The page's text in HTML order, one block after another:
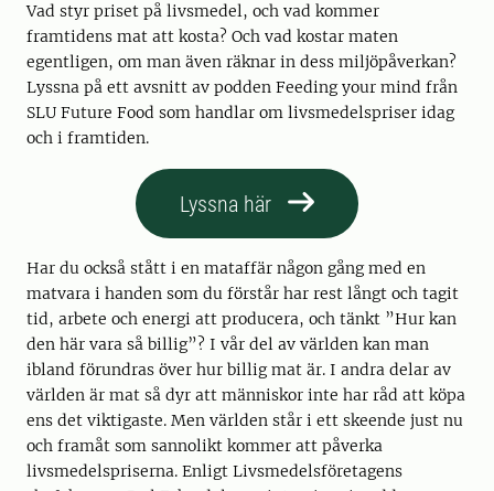
Vad styr priset på livsmedel, och vad kommer
framtidens mat att kosta? Och vad kostar maten
egentligen, om man även räknar in dess miljöpåverkan?
Lyssna på ett avsnitt av podden Feeding your mind från
SLU Future Food som handlar om livsmedelspriser idag
och i framtiden.
Lyssna här
Har du också stått i en mataffär någon gång med en
matvara i handen som du förstår har rest långt och tagit
tid, arbete och energi att producera, och tänkt ”Hur kan
den här vara så billig”? I vår del av världen kan man
ibland förundras över hur billig mat är. I andra delar av
världen är mat så dyr att människor inte har råd att köpa
ens det viktigaste. Men världen står i ett skeende just nu
och framåt som sannolikt kommer att påverka
livsmedelspriserna. Enligt Livsmedelsföretagens